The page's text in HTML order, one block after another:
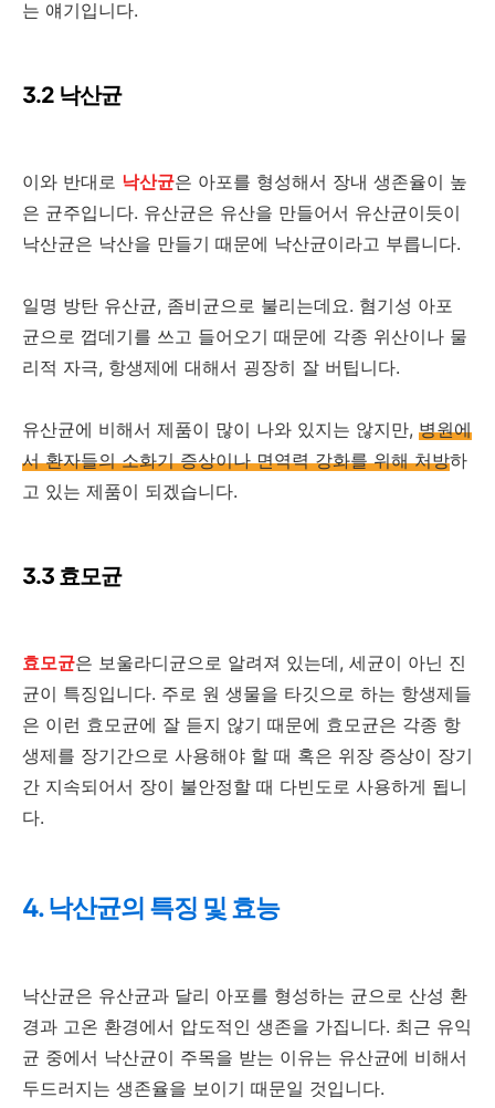
는 얘기입니다.
3.2 낙산균
이와 반대로 낙산균은 아포를 형성해서 장내 생존율이 높
은 균주입니다. 유산균은 유산을 만들어서 유산균이듯이
낙산균은 낙산을 만들기 때문에 낙산균이라고 부릅니다.
일명 방탄 유산균, 좀비균으로 불리는데요. 혐기성 아포
균으로 껍데기를 쓰고 들어오기 때문에 각종 위산이나 물
리적 자극, 항생제에 대해서 굉장히 잘 버팁니다.
유산균에 비해서 제품이 많이 나와 있지는 않지만, 병원에
서 환자들의 소화기 증상이나 면역력 강화를 위해 처방하
고 있는 제품이 되겠습니다.
3.3 효모균
효모균은 보울라디균으로 알려져 있는데, 세균이 아닌 진
균이 특징입니다. 주로 원 생물을 타깃으로 하는 항생제들
은 이런 효모균에 잘 듣지 않기 때문에 효모균은 각종 항
생제를 장기간으로 사용해야 할 때 혹은 위장 증상이 장기
간 지속되어서 장이 불안정할 때 다빈도로 사용하게 됩니
다.
4. 낙산균의 특징 및 효능
낙산균은 유산균과 달리 아포를 형성하는 균으로 산성 환
경과 고온 환경에서 압도적인 생존을 가집니다. 최근 유익
균 중에서 낙산균이 주목을 받는 이유는 유산균에 비해서
두드러지는 생존율을 보이기 때문일 것입니다.